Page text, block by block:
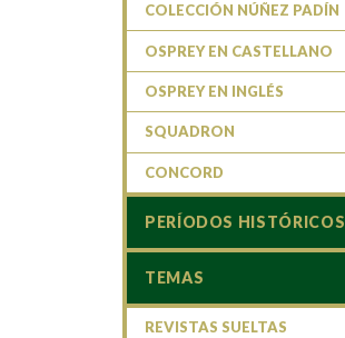
COLECCIÓN NÚÑEZ PADÍN
OSPREY EN CASTELLANO
OSPREY EN INGLÉS
SQUADRON
CONCORD
PERÍODOS HISTÓRICOS
TEMAS
REVISTAS SUELTAS